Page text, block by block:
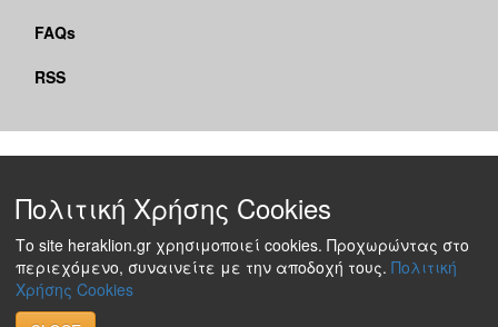
FAQs
RSS
Πολιτική Χρήσης Cookies
Το site heraklion.gr χρησιμοποιεί cookies. Προχωρώντας στο
περιεχόμενο, συναινείτε με την αποδοχή τους. Πολιτική
Χρήσης Cookies